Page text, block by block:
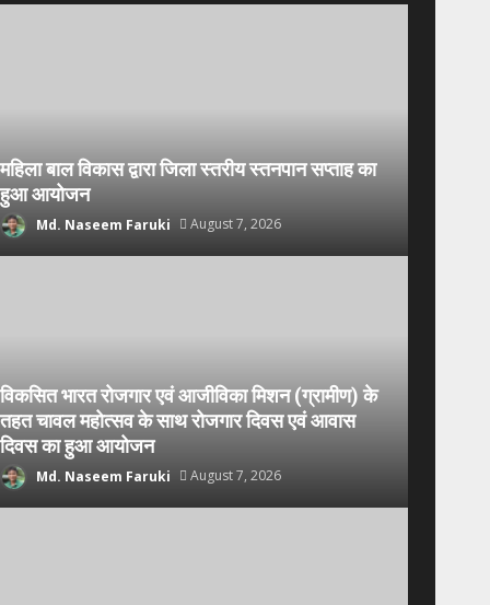
महिला बाल विकास द्वारा जिला स्तरीय स्तनपान सप्ताह का
हुआ आयोजन
Md. Naseem Faruki August 7, 2026
विकसित भारत रोजगार एवं आजीविका मिशन (ग्रामीण) के
तहत चावल महोत्सव के साथ रोजगार दिवस एवं आवास
दिवस का हुआ आयोजन
Md. Naseem Faruki August 7, 2026